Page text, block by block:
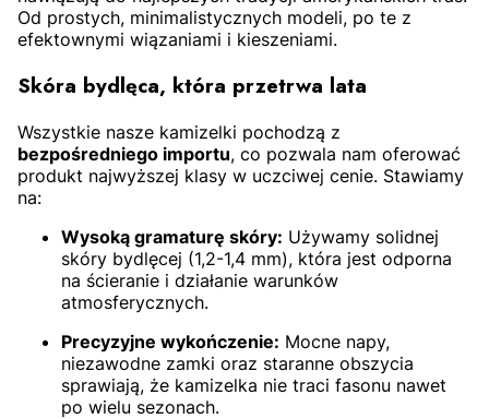
S 2XL 3XL 4XL
Od prostych, minimalistycznych modeli, po te z
efektownymi wiązaniami i kieszeniami.
Skóra bydlęca, która przetrwa lata
Wszystkie nasze kamizelki pochodzą z
bezpośredniego importu, co pozwala nam oferować
produkt najwyższej klasy w uczciwej cenie. Stawiamy
na:
Wysoką gramaturę skóry: Używamy solidnej
skóry bydlęcej (1,2-1,4 mm), która jest odporna
na ścieranie i działanie warunków
atmosferycznych.
Precyzyjne wykończenie: Mocne napy,
niezawodne zamki oraz staranne obszycia
sprawiają, że kamizelka nie traci fasonu nawet
po wielu sezonach.